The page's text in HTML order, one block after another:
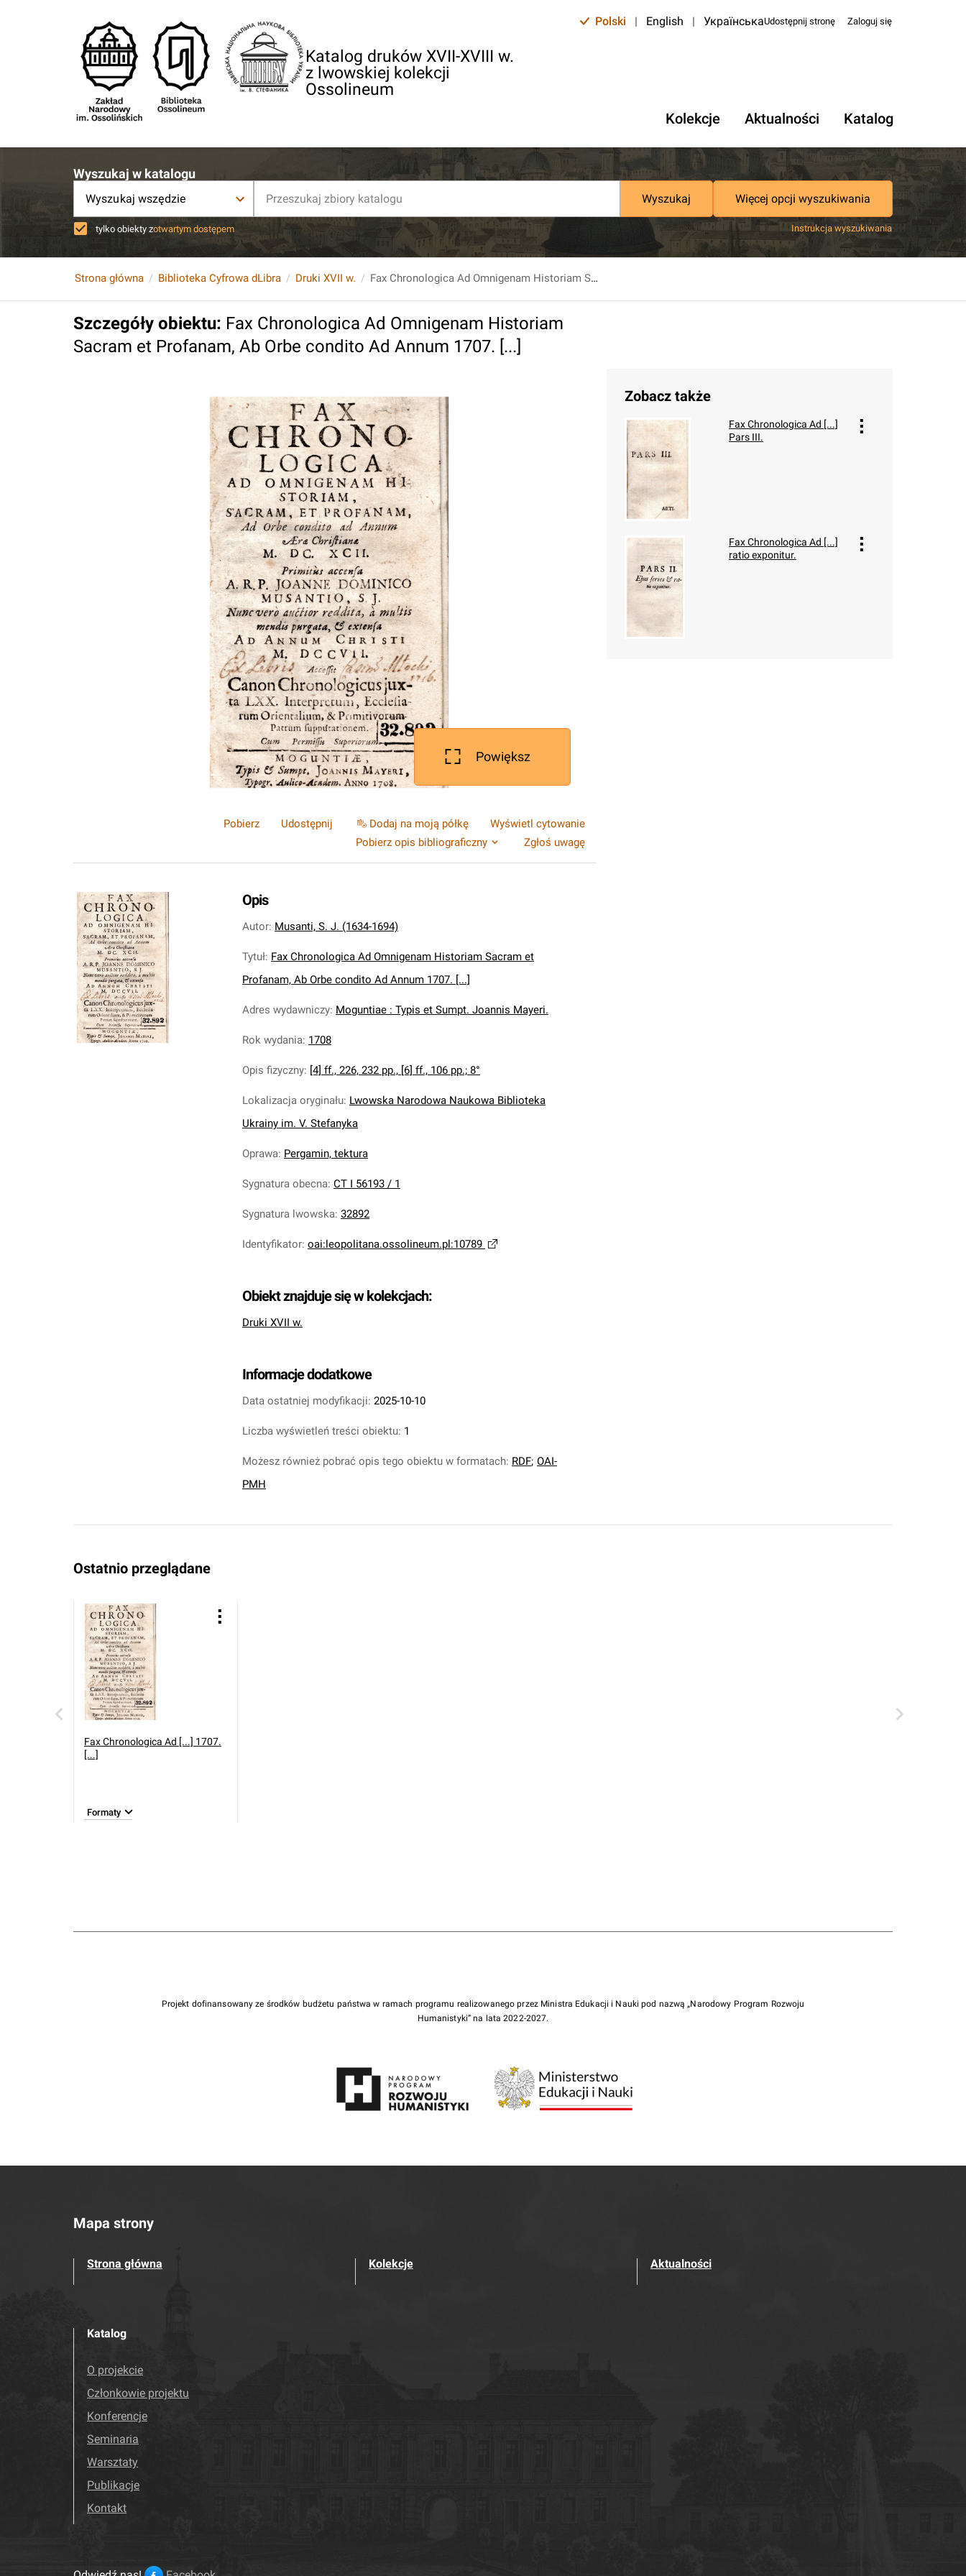
Katalog druków XVII-XVIII w.
z lwowskiej kolekcji
Ossolineum
Polski | English | УкраїнськаUdostępnij stronę Zaloguj się
Kolekcje Aktualności Katalog
Wyszukaj w katalogu
Wyszukaj wszędzie Wyszukaj Więcej opcji wyszukiwania
tylko obiekty zotwartym dostępem Instrukcja wyszukiwania
Strona główna Biblioteka Cyfrowa dLibra Druki XVII w. Fax Chronologica Ad Omnigenam Historiam Sacram et Profanam, Ab Orbe condito Ad Annum 1707. [...]
Szczegóły obiektu: Fax Chronologica Ad Omnigenam Historiam
Sacram et Profanam, Ab Orbe condito Ad Annum 1707. [...]
Powiększ
Pobierz Udostępnij Dodaj na moją półkę
Wyświetl cytowanie
Pobierz opis bibliograficzny
Zgłoś uwagę
Opis
Autor: Musanti, S. J. (1634-1694)
Tytuł: Fax Chronologica Ad Omnigenam Historiam Sacram et
Profanam, Ab Orbe condito Ad Annum 1707. [...]
Adres wydawniczy: Moguntiae : Typis et Sumpt. Joannis Mayeri.
Rok wydania: 1708
Opis fizyczny: [4] ff., 226, 232 pp., [6] ff., 106 pp.; 8°
Lokalizacja oryginału: Lwowska Narodowa Naukowa Biblioteka
Ukrainy im. V. Stefanyka
Oprawa: Pergamin, tektura
Sygnatura obecna: CT I 56193 / 1
Sygnatura lwowska: 32892
Identyfikator: oai:leopolitana.ossolineum.pl:10789
Obiekt znajduje się w kolekcjach:
Druki XVII w.
Informacje dodatkowe
Data ostatniej modyfikacji: 2025-10-10
Liczba wyświetleń treści obiektu: 1
Możesz również pobrać opis tego obiektu w formatach: RDF; OAI-
PMH
Zobacz także
Fax Chronologica Ad [...]
Pars III.
Fax Chronologica Ad [...]
ratio exponitur.
Ostatnio przeglądane
Fax Chronologica Ad [...] 1707.
[...]
Formaty
Projekt dofinansowany ze środków budżetu państwa w ramach programu realizowanego przez Ministra Edukacji i Nauki pod nazwą „Narodowy Program Rozwoju
Humanistyki” na lata 2022-2027.
Mapa strony
Strona główna Kolekcje Aktualności
Katalog
O projekcie
Członkowie projektu
Konferencje
Seminaria
Warsztaty
Publikacje
Kontakt